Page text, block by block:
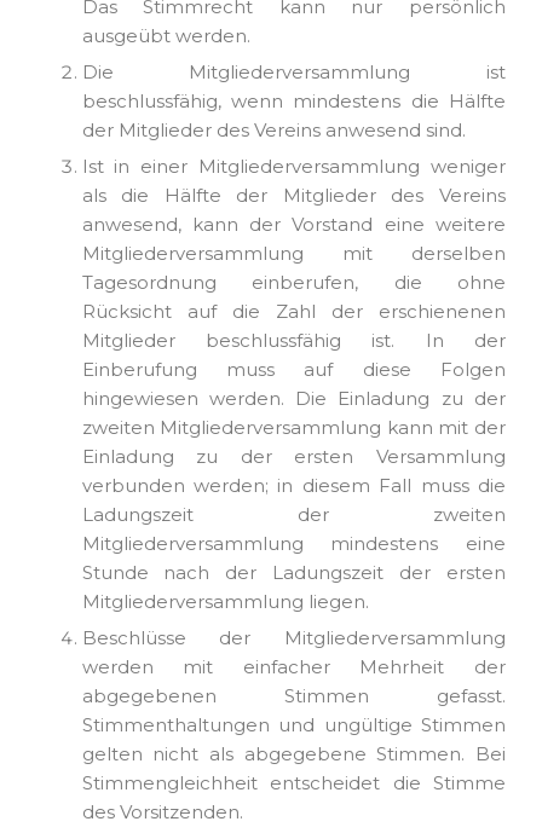
Das Stimmrecht kann nur persönlich
ausgeübt werden.
Die Mitgliederversammlung ist
beschlussfähig, wenn mindestens die Hälfte
der Mitglieder des Vereins anwesend sind.
Ist in einer Mitgliederversammlung weniger
als die Hälfte der Mitglieder des Vereins
anwesend, kann der Vorstand eine weitere
Mitgliederversammlung mit derselben
Tagesordnung einberufen, die ohne
Rücksicht auf die Zahl der erschienenen
Mitglieder beschlussfähig ist. In der
Einberufung muss auf diese Folgen
hingewiesen werden. Die Einladung zu der
zweiten Mitgliederversammlung kann mit der
Einladung zu der ersten Versammlung
verbunden werden; in diesem Fall muss die
Ladungszeit der zweiten
Mitgliederversammlung mindestens eine
Stunde nach der Ladungszeit der ersten
Mitgliederversammlung liegen.
Beschlüsse der Mitgliederversammlung
werden mit einfacher Mehrheit der
abgegebenen Stimmen gefasst.
Stimmenthaltungen und ungültige Stimmen
gelten nicht als abgegebene Stimmen. Bei
Stimmengleichheit entscheidet die Stimme
des Vorsitzenden.